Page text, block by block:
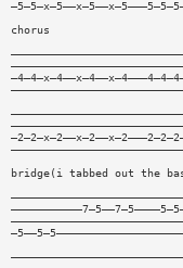
chorus
bridge(i tabbed out the